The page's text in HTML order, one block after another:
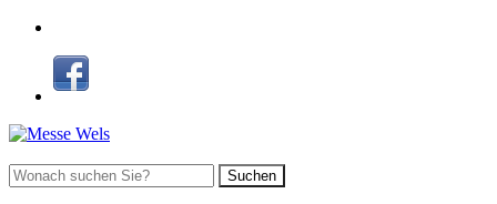
Suchen